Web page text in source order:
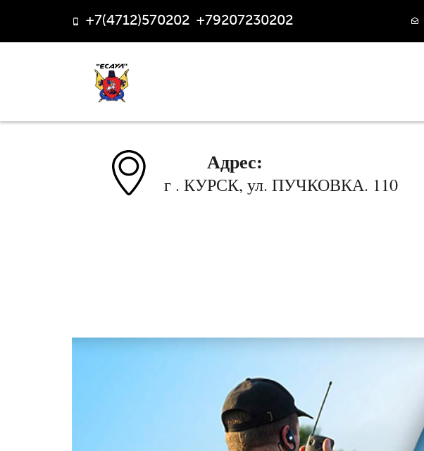
+7(4712)570202 +79207230202
Адрес:
г . КУРСК, ул. ПУЧКОВКА. 110